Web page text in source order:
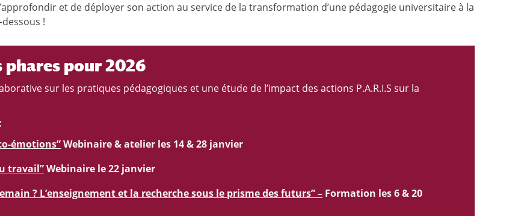
et de déployer son action au service de la transformation d’une pédagogie universitaire à la
!
phares pour 2026
sur les pratiques pédagogiques et une étude de l’impact des actions P.A.R.I.S sur la
émotions”Webinaire & atelier les 14 & 28 janvier
travail”Webinaire le 22 janvier
? L’enseignement et la recherche sous le prisme des futurs”– Formation les 6 & 20